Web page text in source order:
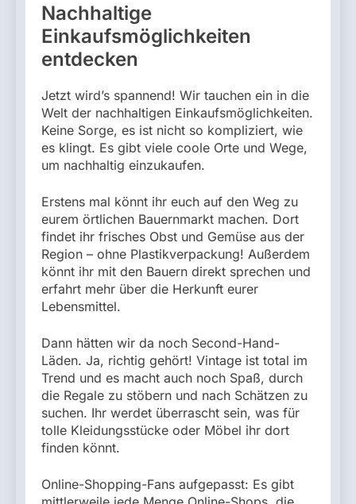
Nachhaltige
Einkaufsmöglichkeiten
entdecken
Jetzt wird’s spannend! Wir tauchen ein in die
Welt der nachhaltigen Einkaufsmöglichkeiten.
Keine Sorge, es ist nicht so kompliziert, wie
es klingt. Es gibt viele coole Orte und Wege,
um nachhaltig einzukaufen.
Erstens mal könnt ihr euch auf den Weg zu
eurem örtlichen Bauernmarkt machen. Dort
findet ihr frisches Obst und Gemüse aus der
Region – ohne Plastikverpackung! Außerdem
könnt ihr mit den Bauern direkt sprechen und
erfahrt mehr über die Herkunft eurer
Lebensmittel.
Dann hätten wir da noch Second-Hand-
Läden. Ja, richtig gehört! Vintage ist total im
Trend und es macht auch noch Spaß, durch
die Regale zu stöbern und nach Schätzen zu
suchen. Ihr werdet überrascht sein, was für
tolle Kleidungsstücke oder Möbel ihr dort
finden könnt.
Online-Shopping-Fans aufgepasst: Es gibt